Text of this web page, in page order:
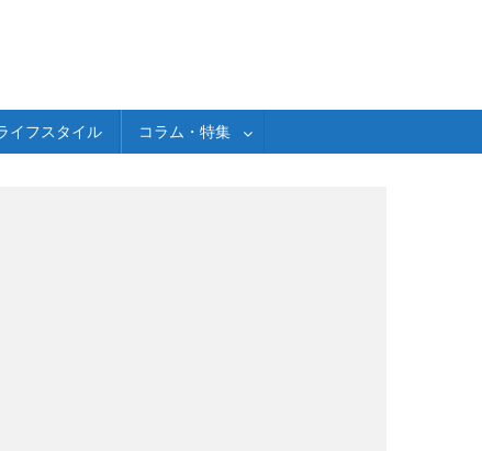
イフスタイル コラム・特集